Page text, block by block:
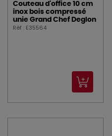
Couteau d'office 10 cm
inox bois compressé
unie Grand Chef Deglon
Réf : E35564